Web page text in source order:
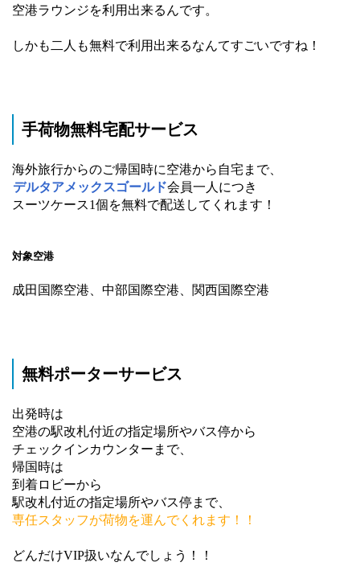
空港ラウンジを利用出来るんです。
しかも二人も無料で利用出来るなんてすごいですね！
手荷物無料宅配サービス
海外旅行からのご帰国時に空港から自宅まで、
デルタアメックスゴールド会員一人につき
スーツケース1個を無料で配送してくれます！
対象空港
成田国際空港、中部国際空港、関西国際空港
無料ポーターサービス
出発時は
空港の駅改札付近の指定場所やバス停から
チェックインカウンターまで、
帰国時は
到着ロビーから
駅改札付近の指定場所やバス停まで、
専任スタッフが荷物を運んでくれます！！
どんだけVIP扱いなんでしょう！！